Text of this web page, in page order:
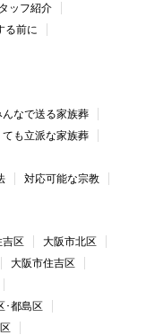
ッフ紹介
る前に
んなで送る家族葬
ても立派な家族葬
対応可能な宗教
吉区
大阪市北区
大阪市住吉区
･都島区